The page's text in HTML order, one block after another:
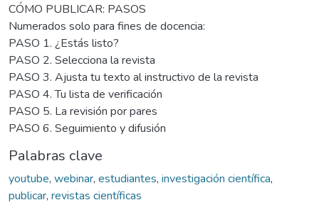
CÓMO PUBLICAR: PASOS
Numerados solo para fines de docencia:
PASO 1. ¿Estás listo?
PASO 2. Selecciona la revista
PASO 3. Ajusta tu texto al instructivo de la revista
PASO 4. Tu lista de verificación
PASO 5. La revisión por pares
PASO 6. Seguimiento y difusión
Palabras clave
youtube, webinar, estudiantes, investigación científica,
publicar, revistas científicas